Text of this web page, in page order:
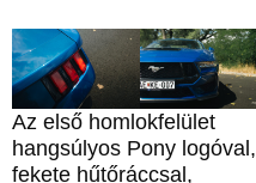
Az első homlokfelület
hangsúlyos Pony logóval,
fekete hűtőráccsal,